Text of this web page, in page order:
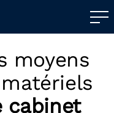
moyens
cabinet